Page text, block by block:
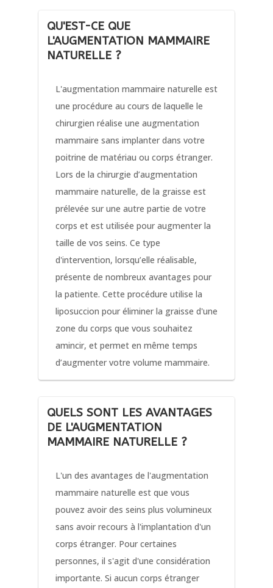
QU'EST-CE QUE
L'AUGMENTATION MAMMAIRE
NATURELLE ?
L'augmentation mammaire naturelle est
une procédure au cours de laquelle le
chirurgien réalise une augmentation
mammaire sans implanter dans votre
poitrine de matériau ou corps étranger.
Lors de la chirurgie d’augmentation
mammaire naturelle, de la graisse est
prélevée sur une autre partie de votre
corps et est utilisée pour augmenter la
taille de vos seins. Ce type
d'intervention, lorsqu’elle réalisable,
présente de nombreux avantages pour
la patiente. Cette procédure utilise la
liposuccion pour éliminer la graisse d'une
zone du corps que vous souhaitez
amincir, et permet en même temps
d’augmenter votre volume mammaire.
QUELS SONT LES AVANTAGES
DE L'AUGMENTATION
MAMMAIRE NATURELLE ?
L'un des avantages de l'augmentation
mammaire naturelle est que vous
pouvez avoir des seins plus volumineux
sans avoir recours à l'implantation d'un
corps étranger. Pour certaines
personnes, il s'agit d'une considération
importante. Si aucun corps étranger